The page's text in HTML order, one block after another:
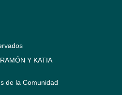
Y KATIA
de la Comunidad